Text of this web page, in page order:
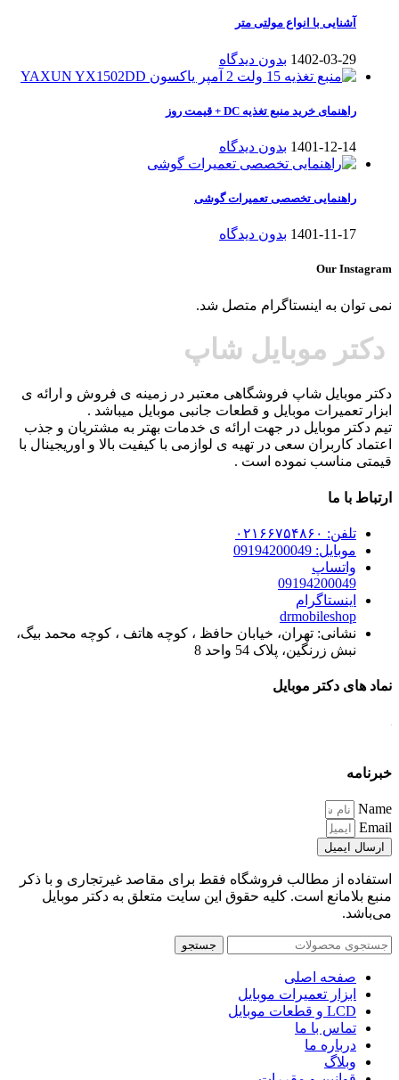
آشنایی با انواع مولتی متر
1402-03-29 بدون دیدگاه
راهنمای خرید منبع تغذیه DC + قیمت روز
1401-12-14 بدون دیدگاه
راهنمایی تخصصی تعمیرات گوشی
1401-11-17 بدون دیدگاه
Our Instagram
نمی توان به اینستاگرام متصل شد.
دکتر موبایل شاپ
دکتر موبایل شاپ فروشگاهی معتبر در زمینه ی فروش و ارائه ی
ابزار تعمیرات موبایل و قطعات جانبی موبایل میباشد .
تیم دکتر موبایل در جهت ارائه ی خدمات بهتر به مشتریان و جذب
اعتماد کاربران سعی در تهیه ی لوازمی با کیفیت بالا و اوریجینال با
قیمتی مناسب نموده است .
ارتباط با ما
تلفن: ۰۲۱۶۶۷۵۴۸۶۰
موبایل: 09194200049
واتساپ
09194200049
اینستاگرام
drmobileshop
نشانی: تهران، خیابان حافظ ، کوچه هاتف ، کوچه محمد بیگ،
نبش زرنگین، پلاک 54 واحد 8
نماد های دکتر موبایل
خبرنامه
Name
Email
ارسال ایمیل
استفاده از مطالب فروشگاه فقط برای مقاصد غیرتجاری و با ذکر
منبع بلامانع است. کلیه حقوق این سایت متعلق به دکتر موبایل
می‌باشد.
جستجو
صفحه اصلی
ابزار تعمیرات موبایل
LCD و قطعات موبایل
تماس با ما
درباره ما
وبلاگ